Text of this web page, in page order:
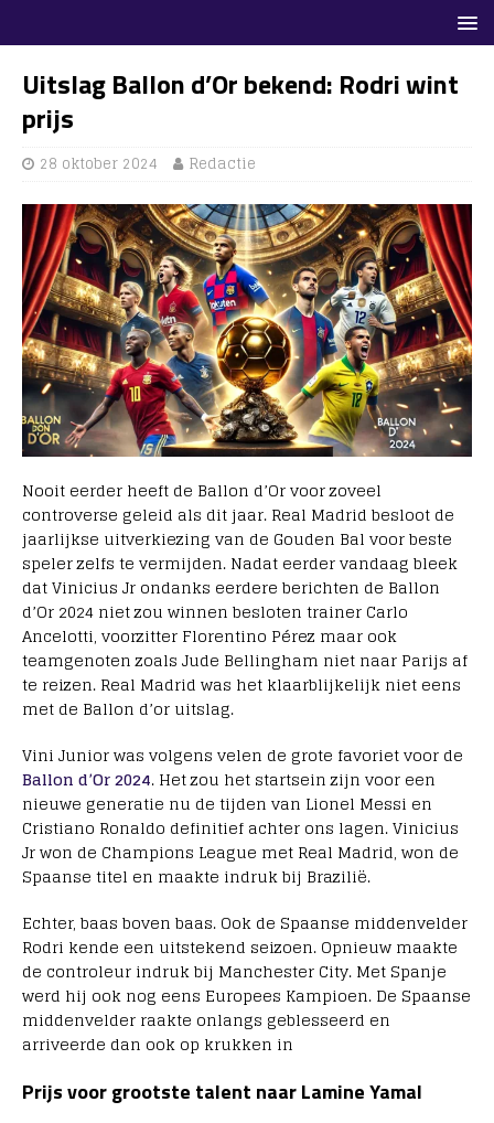
Uitslag Ballon d’Or bekend: Rodri wint
prijs
28 oktober 2024 Redactie
Nooit eerder heeft de Ballon d’Or voor zoveel
controverse geleid als dit jaar. Real Madrid besloot de
jaarlijkse uitverkiezing van de Gouden Bal voor beste
speler zelfs te vermijden. Nadat eerder vandaag bleek
dat Vinicius Jr ondanks eerdere berichten de Ballon
d’Or 2024 niet zou winnen besloten trainer Carlo
Ancelotti, voorzitter Florentino Pérez maar ook
teamgenoten zoals Jude Bellingham niet naar Parijs af
te reizen. Real Madrid was het klaarblijkelijk niet eens
met de Ballon d’or uitslag.
Vini Junior was volgens velen de grote favoriet voor de
Ballon d’Or 2024. Het zou het startsein zijn voor een
nieuwe generatie nu de tijden van Lionel Messi en
Cristiano Ronaldo definitief achter ons lagen. Vinicius
Jr won de Champions League met Real Madrid, won de
Spaanse titel en maakte indruk bij Brazilië.
Echter, baas boven baas. Ook de Spaanse middenvelder
Rodri kende een uitstekend seizoen. Opnieuw maakte
de controleur indruk bij Manchester City. Met Spanje
werd hij ook nog eens Europees Kampioen. De Spaanse
middenvelder raakte onlangs geblesseerd en
arriveerde dan ook op krukken in
Prijs voor grootste talent naar Lamine Yamal